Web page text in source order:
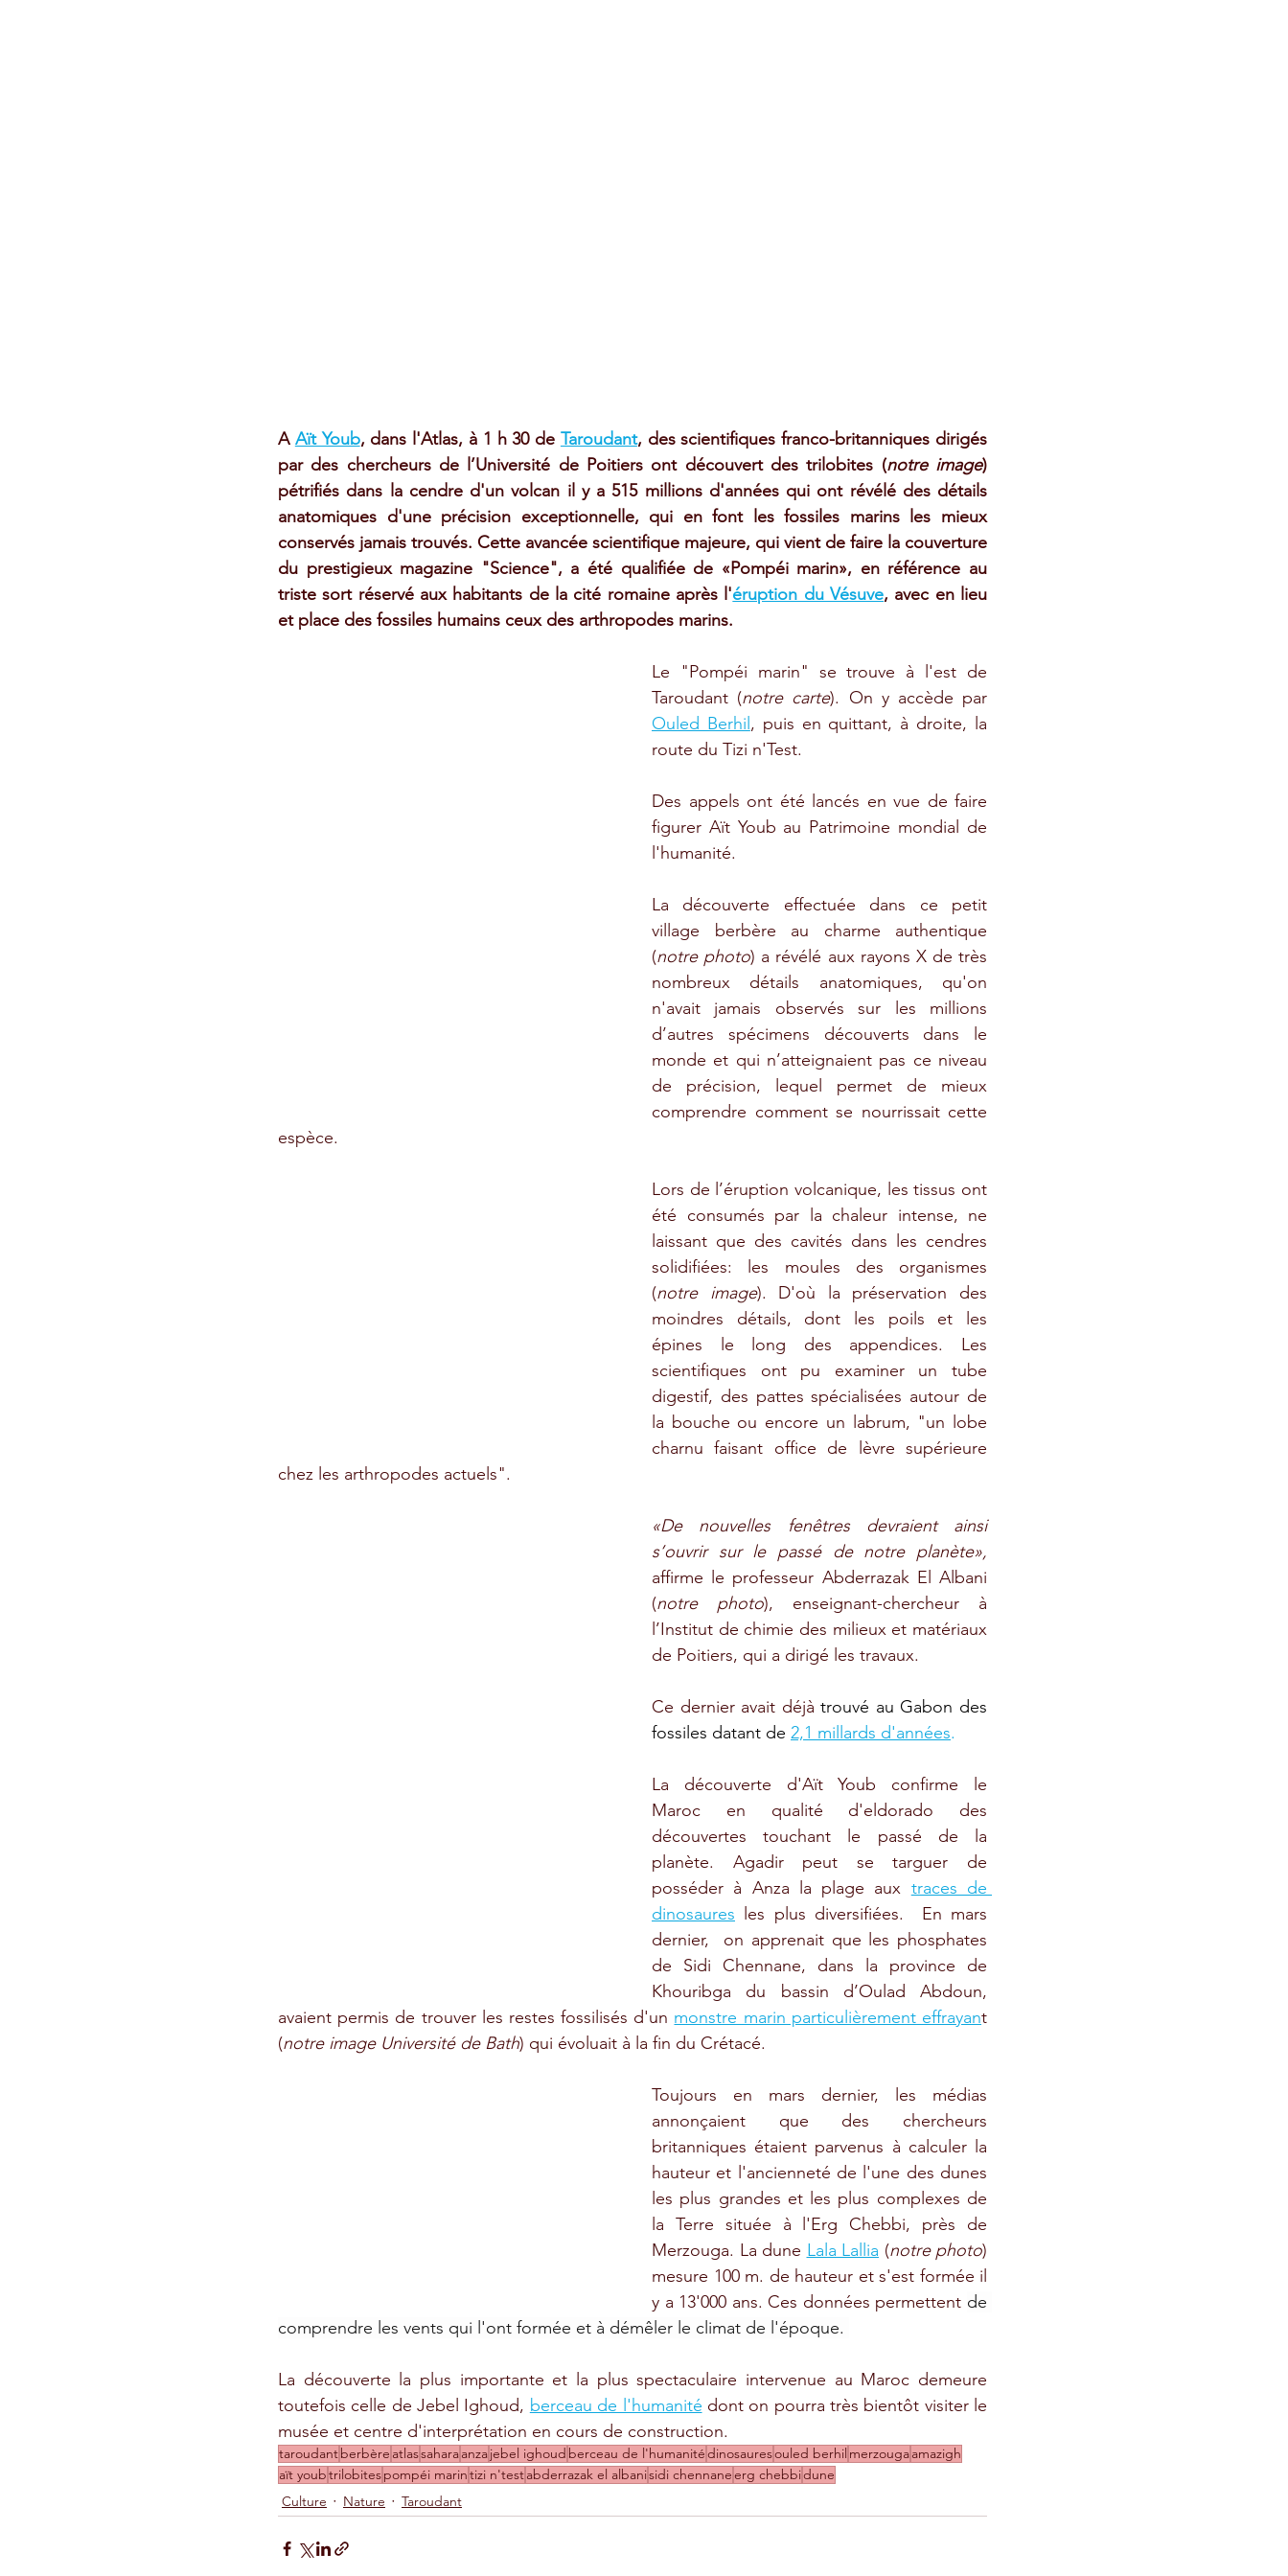
A Aït Youb, dans l'Atlas, à 1 h 30 de Taroudant, des scientifiques franco-britanniques dirigés
par des chercheurs de l’Université de Poitiers ont découvert des trilobites (notre image)
pétrifiés dans la cendre d'un volcan il y a 515 millions d'années qui ont révélé des détails
anatomiques d'une précision exceptionnelle, qui en font les fossiles marins les mieux
conservés jamais trouvés. Cette avancée scientifique majeure, qui vient de faire la couverture
du prestigieux magazine "Science", a été qualifiée de «Pompéi marin», en référence au
triste sort réservé aux habitants de la cité romaine après l'éruption du Vésuve, avec en lieu
et place des fossiles humains ceux des arthropodes marins.
Le "Pompéi marin" se trouve à l'est de
Taroudant (notre carte
Ouled Berhil , puis en quittant, à droite, la
route du Tizi n'Test.
Des appels ont été lancés en vue de faire
figurer Aït Youb au Patrimoine mondial de
l'humanité.
La découverte effectuée dans ce petit
village berbère au charme authentique
(notre photo) a révélé aux rayons X de très
nombreux détails anatomiques, qu'on
n'avait jamais observés sur les millions
d’autres spécimens découverts dans le
monde et qui n’atteignaient pas ce niveau
de précision, lequel permet de mieux
comprendre comment se nourrissait cette
espèce.
Lors de l’éruption volcanique, les tissus ont
été consumés par la chaleur intense, ne
laissant que des cavités dans les cendres
solidifiées: les moules des organismes
(notre image). D'où la préservation des
moindres détails, dont les poils et les
épines le long des appendices. Les
scientifiques ont pu examiner un tube
digestif, des pattes spécialisées autour de
la bouche ou encore un labrum, "un lobe
charnu faisant office de lèvre supérieure
chez les arthropodes actuels".
«De nouvelles fenêtres devraient ainsi
affirme
le professeur Abderrazak El Albani
(notre photo), enseignant-chercheur à
l’Institut de chimie des milieux et matériaux
de Poitiers, qui a dirigé les travaux.
Ce dernier avait déjà trouvé au Gabon des
fossiles datant de 2,1 millards d'années.
La découverte d'Aït Youb confirme le
Maroc en qualité d'eldorado des
découvertes touchant le passé de la
planète. Agadir peut se targuer de
posséder à Anza la plage aux traces de
dinosaures les plus diversifiées.  En mars
dernier,  on apprenait que les phosphates
de Sidi Chennane, dans la province de
Khouribga du bassin d’Oulad Abdoun,
avaient permis de trouver les restes fossilisés d'un monstre marin particulièrement effrayant
(notre image Université de Bath) qui évoluait à la fin du Crétacé.
Toujours en mars dernier, les médias
annonçaient que des chercheurs
britanniques étaient parvenus à calculer la
hauteur et l'ancienneté de l'une des dunes
les plus grandes et les plus complexes de
la Terre située à l'Erg Chebbi, près de
Merzouga. La dune Lala Lallia (notre photo)
mesure 100 m. de hauteur et s'est formée il
y a 13'000 ans. Ces données permettent de
comprendre les vents qui l'ont formée et à démêler le climat de l'époque.
La découverte la plus importante et la plus spectaculaire intervenue au Maroc demeure
toutefois celle de Jebel Ighoud, berceau de l'humanité dont on pourra très bientôt visiter le
musée et centre d'interprétation en cours de construction.
taroudantberbère atlassaharaanzajebel ighoud berceau de l'humanitédinosauresouled berhil merzougaamazigh
aït youbtrilobitespompéi marintizi n'testabderrazak el albanisidi chennaneerg chebbidune
Culture
Nature Taroudant